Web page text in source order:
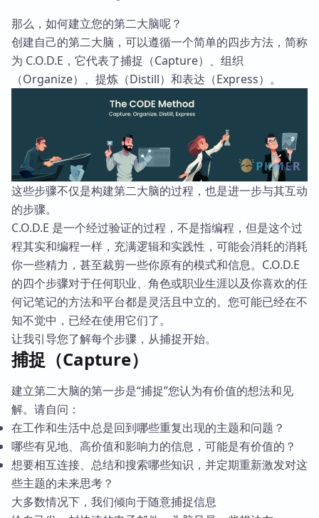
那么，如何建立您的第二大脑呢？
创建自己的第二大脑，可以遵循一个简单的四步方法，简称
为 C.O.D.E，它代表了捕捉（Capture）、组织
（Organize）、提炼（Distill）和表达（Express）。
这些步骤不仅是构建第二大脑的过程，也是进一步与其互动
的步骤。
C.O.D.E 是一个经过验证的过程，不是指编程，但是这个过
程其实和编程一样，充满逻辑和实践性，可能会消耗的消耗
你一些精力，甚至裁剪一些你原有的模式和信息。C.O.D.E
的四个步骤对于任何职业、角色或职业生涯以及你喜欢的任
何记笔记的方法和平台都是灵活且中立的。您可能已经在不
知不觉中，已经在使用它们了。
让我引导您了解每个步骤，从捕捉开始。
捕捉（Capture）
建立第二大脑的第一步是“捕捉”您认为有价值的想法和见
解。请自问：
在工作和生活中总是回到哪些重复出现的主题和问题？
哪些有见地、高价值和影响力的信息，可能是有价值的？
想要相互连接、总结和搜索哪些知识，并定期重新激发对这
些主题的未来思考？
大多数情况下，我们倾向于随意捕捉信息